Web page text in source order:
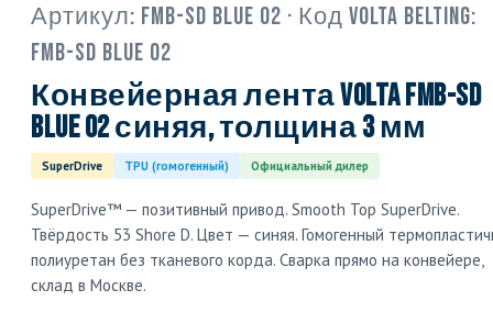
Артикул: FMB-SD Blue 02 · Код Volta Belting:
FMB-SD Blue 02
Конвейерная лента Volta FMB-SD
Blue 02 синяя, толщина 3 мм
SuperDrive TPU (гомогенный) Официальный дилер
SuperDrive™ — позитивный привод. Smooth Top SuperDrive.
Твёрдость 53 Shore D. Цвет — синяя. Гомогенный
полиуретан без тканевого корда. Сварка прямо на конвейере,
склад в Москве.